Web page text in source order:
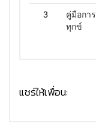
3
คู่มือกา
ทุกข์
แชร์ให้เพื่อน: